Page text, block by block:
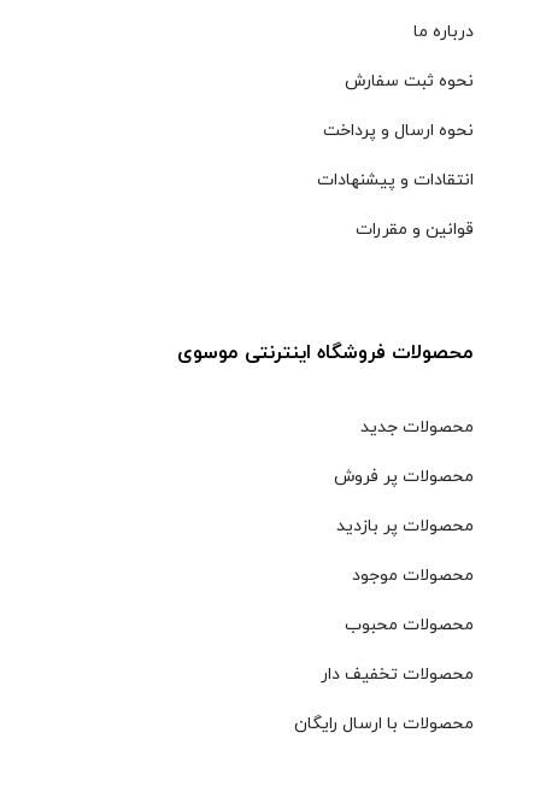
درباره ما
نحوه ثبت سفارش
نحوه ارسال و پرداخت
انتقادات و پیشنهادات
قوانین و مقررات
محصولات فروشگاه اینترنتی موسوی
محصولات جدید
محصولات پر فروش
محصولات پر بازدید
محصولات موجود
محصولات محبوب
محصولات تخفیف دار
محصولات با ارسال رایگان